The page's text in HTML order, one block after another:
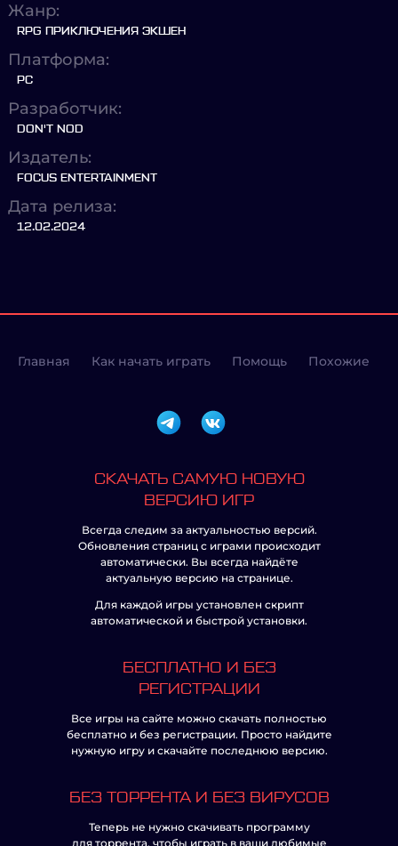
Жанр:
RPG ПРИКЛЮЧЕНИЯ ЭКШЕН
Платформа:
PC
Разработчик:
DON'T NOD
Издатель:
FOCUS ENTERTAINMENT
Дата релиза:
12.02.2024
Главная Как начать играть Помощь Похожие
СКАЧАТЬ САМУЮ НОВУЮ
ВЕРСИЮ ИГР
Всегда следим за актуальностью версий.
Обновления страниц с играми происходит
автоматически. Вы всегда найдёте
актуальную версию на странице.
Для каждой игры установлен скрипт
автоматической и быстрой установки.
БЕСПЛАТНО И БЕЗ
РЕГИСТРАЦИИ
Все игры на сайте можно скачать полностью
бесплатно и без регистрации. Просто найдите
нужную игру и скачайте последнюю версию.
БЕЗ ТОРРЕНТА И БЕЗ ВИРУСОВ
Теперь не нужно скачивать программу
для торрента, чтобы играть в ваши любимые